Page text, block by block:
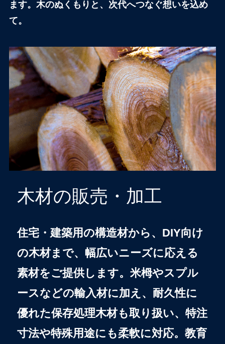
ます。木のぬくもりと、次代へつなぐ想いを込め
て。
木材の販売・加工
住宅・建築用の構造材から、DIY向け
の木材まで、幅広いニーズに応える
素材をご提供します。米栂やスプル
ースなどの輸入材に加え、耐久性に
優れた保存処理木材も取り扱い、特注
寸法や特殊用途にも柔軟に対応。教育